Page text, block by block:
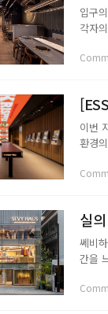
입구
각자
처 디
이번
환경
트한
실
쎄비
간을
한 실